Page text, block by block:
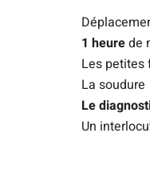
1 heurede
Les petites
La soudure
Le
Un